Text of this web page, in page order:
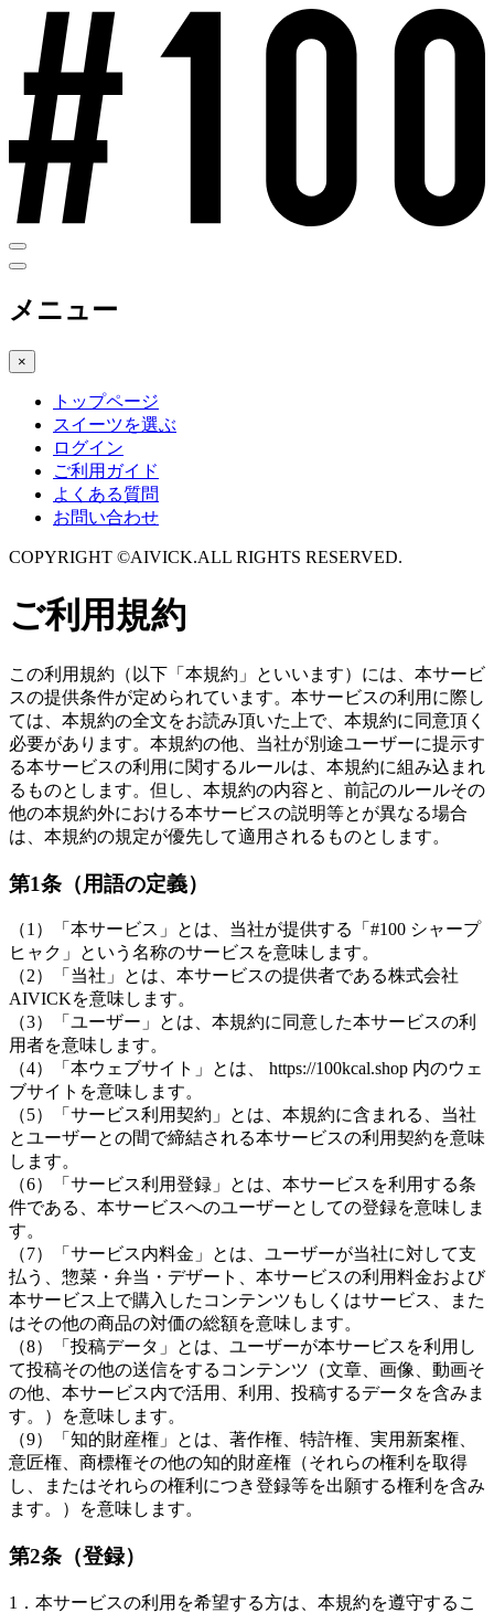
メニュー
×
トップページ
スイーツを選ぶ
ログイン
ご利用ガイド
よくある質問
お問い合わせ
COPYRIGHT ©AIVICK.ALL RIGHTS RESERVED.
ご利用規約
この利用規約（以下「本規約」といいます）には、本サービ
スの提供条件が定められています。本サービスの利用に際し
ては、本規約の全文をお読み頂いた上で、本規約に同意頂く
必要があります。本規約の他、当社が別途ユーザーに提示す
る本サービスの利用に関するルールは、本規約に組み込まれ
るものとします。但し、本規約の内容と、前記のルールその
他の本規約外における本サービスの説明等とが異なる場合
は、本規約の規定が優先して適用されるものとします。
第1条（用語の定義）
（1）「本サービス」とは、当社が提供する「#100 シャープ
ヒャク」という名称のサービスを意味します。
（2）「当社」とは、本サービスの提供者である株式会社
AIVICKを意味します。
（3）「ユーザー」とは、本規約に同意した本サービスの利
用者を意味します。
（4）「本ウェブサイト」とは、 https://100kcal.shop 内のウェ
ブサイトを意味します。
（5）「サービス利用契約」とは、本規約に含まれる、当社
とユーザーとの間で締結される本サービスの利用契約を意味
します。
（6）「サービス利用登録」とは、本サービスを利用する条
件である、本サービスへのユーザーとしての登録を意味しま
す。
（7）「サービス内料金」とは、ユーザーが当社に対して支
払う、惣菜・弁当・デザート、本サービスの利用料金および
本サービス上で購入したコンテンツもしくはサービス、また
はその他の商品の対価の総額を意味します。
（8）「投稿データ」とは、ユーザーが本サービスを利用し
て投稿その他の送信をするコンテンツ（文章、画像、動画そ
の他、本サービス内で活用、利用、投稿するデータを含みま
す。）を意味します。
（9）「知的財産権」とは、著作権、特許権、実用新案権、
意匠権、商標権その他の知的財産権（それらの権利を取得
し、またはそれらの権利につき登録等を出願する権利を含み
ます。）を意味します。
第2条（登録）
1．本サービスの利用を希望する方は、本規約を遵守するこ